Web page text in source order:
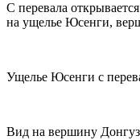
С перевала
на ущелье Юсенги,
Ущелье Юсенги с
Вид на вершину